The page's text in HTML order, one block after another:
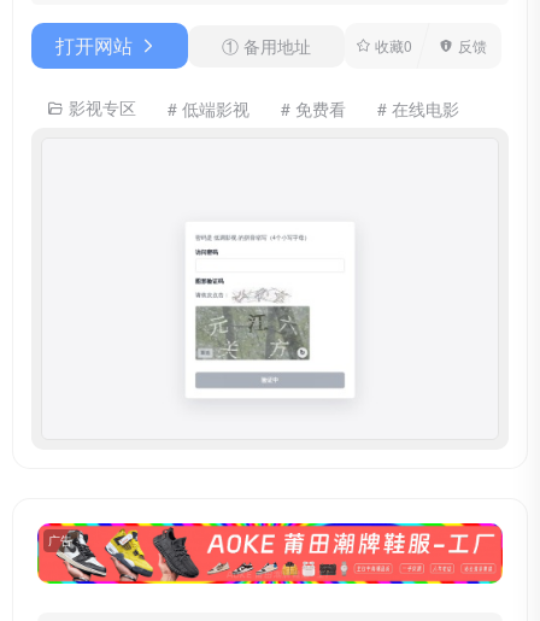
打开网站 ① 备用地址 收藏0 反馈
影视专区 # 低端影视 # 免费看 # 在线电影
广告